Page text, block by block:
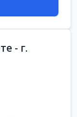
- г.